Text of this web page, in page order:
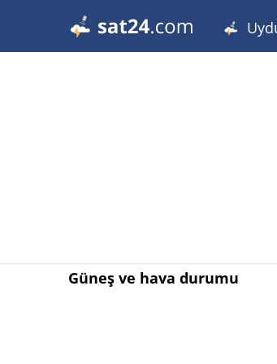
Güneş ve hava durumu